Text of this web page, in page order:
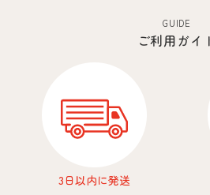
GUIDE
ご利用ガイ
3日以内に発送